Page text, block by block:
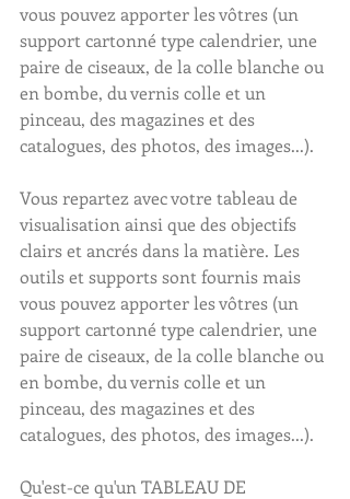
vous pouvez apporter les vôtres (un
support cartonné type calendrier, une
paire de ciseaux, de la colle blanche ou
en bombe, du vernis colle et un
pinceau, des magazines et des
catalogues, des photos, des images...).
Vous repartez avec votre tableau de
visualisation ainsi que des objectifs
clairs et ancrés dans la matière. Les
outils et supports sont fournis mais
vous pouvez apporter les vôtres (un
support cartonné type calendrier, une
paire de ciseaux, de la colle blanche ou
en bombe, du vernis colle et un
pinceau, des magazines et des
catalogues, des photos, des images...).
Qu'est-ce qu'un TABLEAU DE